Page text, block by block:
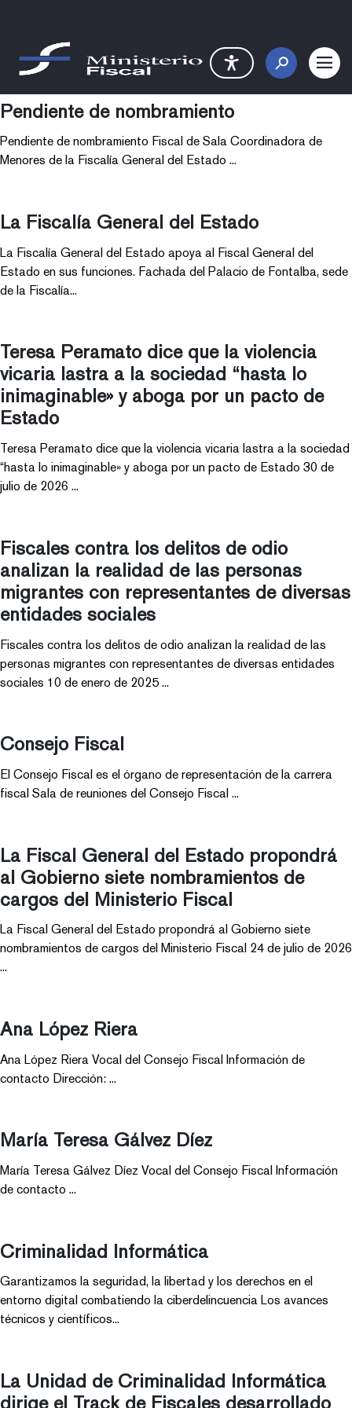
Detalle Noticia
Pendiente de nombramiento
Pendiente de nombramiento Fiscal de Sala Coordinadora de
Menores de la Fiscalía General del Estado ...
La Fiscalía General del Estado
La Fiscalía General del Estado apoya al Fiscal General del
Estado en sus funciones. Fachada del Palacio de Fontalba, sede
de la Fiscalía...
Teresa Peramato dice que la violencia
vicaria lastra a la sociedad “hasta lo
inimaginable» y aboga por un pacto de
Estado
Teresa Peramato dice que la violencia vicaria lastra a la sociedad
“hasta lo inimaginable» y aboga por un pacto de Estado 30 de
julio de 2026 ...
Fiscales contra los delitos de odio
analizan la realidad de las personas
migrantes con representantes de diversas
entidades sociales
Fiscales contra los delitos de odio analizan la realidad de las
personas migrantes con representantes de diversas entidades
sociales 10 de enero de 2025 ...
Consejo Fiscal
El Consejo Fiscal es el órgano de representación de la carrera
fiscal Sala de reuniones del Consejo Fiscal ...
La Fiscal General del Estado propondrá
al Gobierno siete nombramientos de
cargos del Ministerio Fiscal
La Fiscal General del Estado propondrá al Gobierno siete
nombramientos de cargos del Ministerio Fiscal 24 de julio de 2026
...
Ana López Riera
Ana López Riera Vocal del Consejo Fiscal Información de
contacto Dirección: ...
María Teresa Gálvez Díez
María Teresa Gálvez Díez Vocal del Consejo Fiscal Información
de contacto ...
Criminalidad Informática
Garantizamos la seguridad, la libertad y los derechos en el
entorno digital combatiendo la ciberdelincuencia Los avances
técnicos y científicos...
La Unidad de Criminalidad Informática
dirige el Track de Fiscales desarrollado